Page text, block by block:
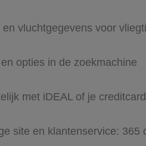
vluchtgegevens voor
opties in de zoekmachine
met iDEAL of je creditcard
site en klantenservice: 365